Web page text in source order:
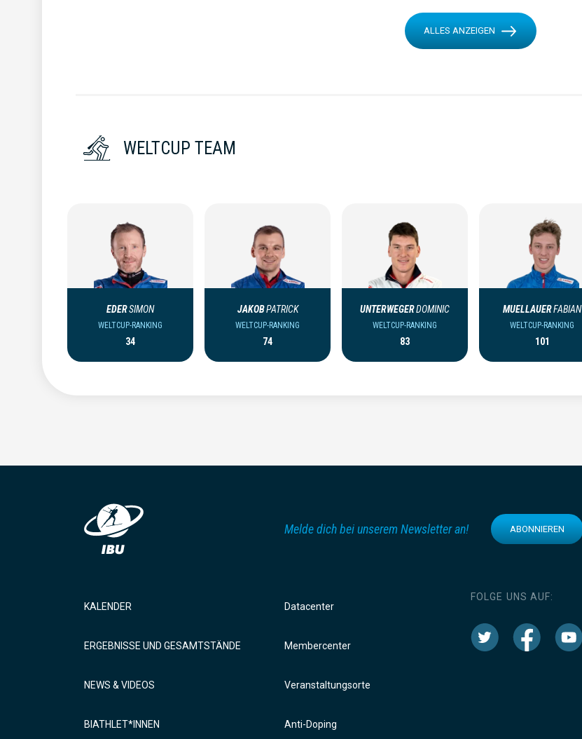
ALLES ANZEIGEN
WELTCUP TEAM
EDERSIMON
WELTCUP-RANKING
34
JAKOBPATRICK
WELTCUP-RANKING
74
UNTERWEGERDOMINIC
WELTCUP-RANKING
83
MUELLAUERFABIAN
WELTCUP-RANKING
101
Melde dich bei unserem Newsletter an! ABONNIEREN
KALENDER
ERGEBNISSE UND GESAMTSTÄNDE
NEWS & VIDEOS
BIATHLET*INNEN
Datacenter
Membercenter
Veranstaltungsorte
Anti-Doping
FOLGE UNS AUF: